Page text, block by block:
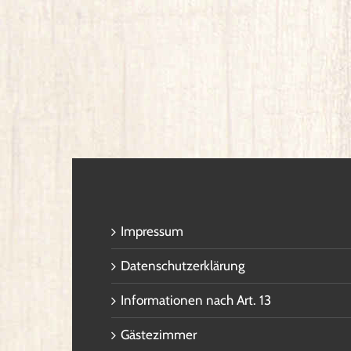
Impressum
Datenschutzerklärung
Informationen nach Art. 13
Gästezimmer